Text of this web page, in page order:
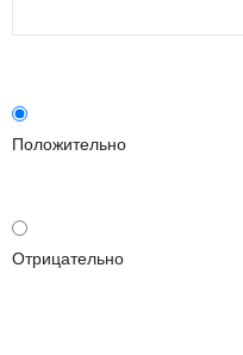
Положительно
Отрицательно